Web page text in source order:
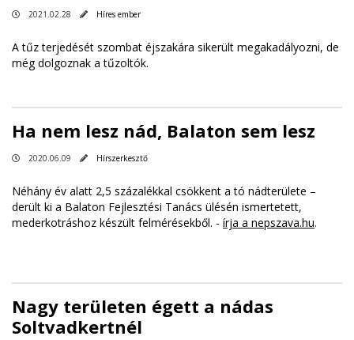
2021.02.28 Híres ember
A tűz terjedését szombat éjszakára sikerült megakadályozni, de
még dolgoznak a tűzoltók.
Ha nem lesz nád, Balaton sem lesz
2020.06.09 Hírszerkesztő
Néhány év alatt 2,5 százalékkal csökkent a tó nádterülete –
derült ki a Balaton Fejlesztési Tanács ülésén ismertetett,
mederkotráshoz készült felmérésekből. - írja a nepszava.hu.
Nagy területen égett a nádas
Soltvadkertnél